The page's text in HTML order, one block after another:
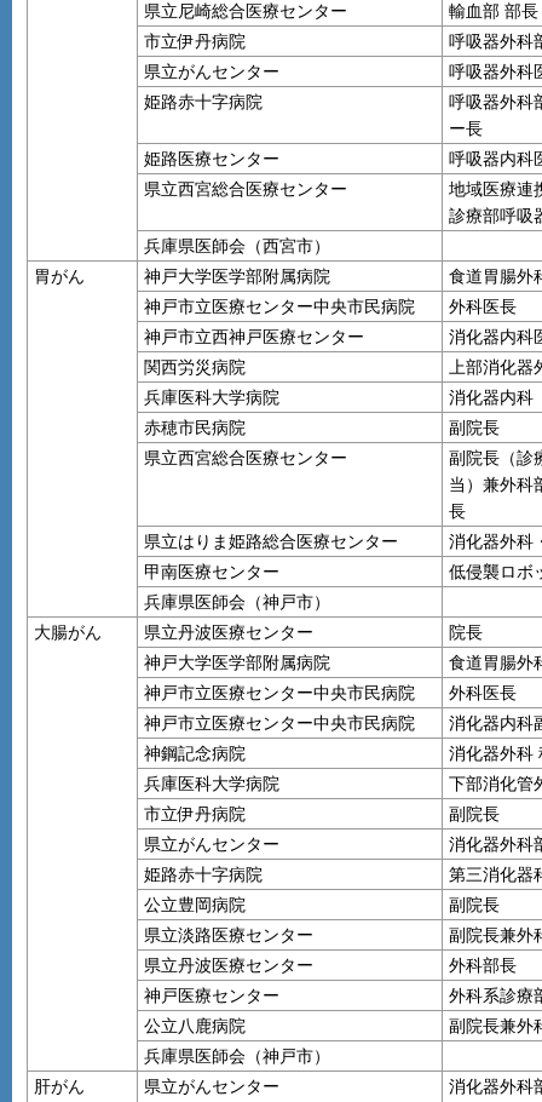
県立尼崎総合医療センター
輸血部 部
市立伊丹病院
呼吸器外科
県立がんセンター
呼吸器外科
姫路赤十字病院
呼吸器外科
ー長
姫路医療センター
呼吸器内科
県立西宮総合医療センター
地域医療連
診療部呼吸
兵庫県医師会（西宮市）
胃がん
神戸大学医学部附属病院
食道胃腸外
神戸市立医療センター中央市民病院
外科医長
神戸市立西神戸医療センター
消化器内科
関西労災病院
上部消化器
兵庫医科大学病院
消化器内科
赤穂市民病院
副院長
県立西宮総合医療センター
副院長（診
当）兼外科
長
県立はりま姫路総合医療センター
消化器外科
甲南医療センター
低侵襲ロボ
兵庫県医師会（神戸市）
大腸がん
県立丹波医療センター
院長
神戸大学医学部附属病院
食道胃腸外
神戸市立医療センター中央市民病院
外科医長
神戸市立医療センター中央市民病院
消化器内科
神鋼記念病院
消化器外科
兵庫医科大学病院
下部消化管
市立伊丹病院
副院長
県立がんセンター
消化器外科
姫路赤十字病院
第三消化器
公立豊岡病院
副院長
県立淡路医療センター
副院長兼外
県立丹波医療センター
外科部長
神戸医療センター
外科系診療
公立八鹿病院
副院長兼外
兵庫県医師会（神戸市）
肝がん
県立がんセンター 消化器外科